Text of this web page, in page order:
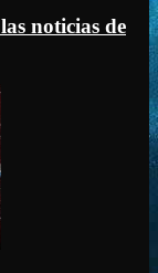
noticias de